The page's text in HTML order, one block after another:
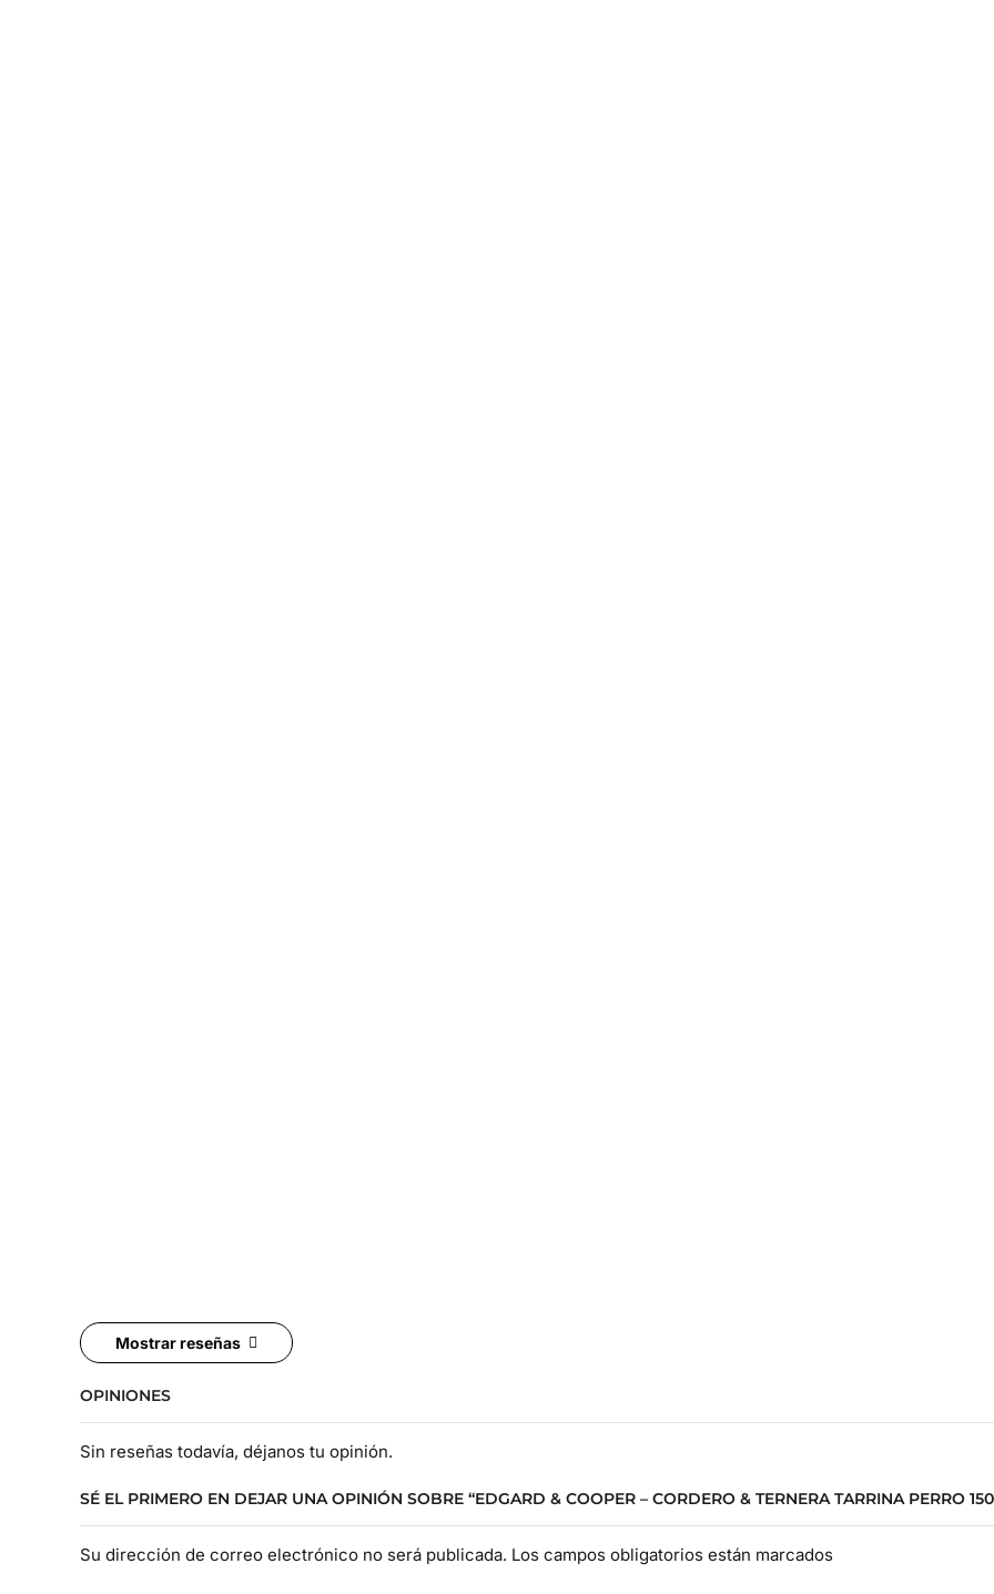
Mostrar reseñas
OPINIONES
Sin reseñas todavía, déjanos tu opinión.
SÉ EL PRIMERO EN DEJAR UNA OPINIÓN SOBRE “EDGARD & COOPER – CORDERO & TERNERA TARRINA PERRO
Su dirección de correo electrónico no será publicada. Los campos obligatorios están marcados